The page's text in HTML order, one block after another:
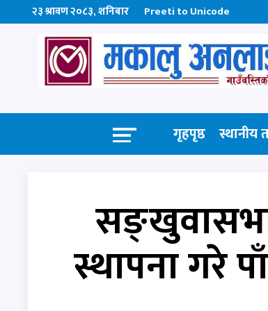
२३ श्रावण २०८३, शनिबार Preeti to Unicode
गृहपृष्ठ स्थानीय
स्थापना गरे